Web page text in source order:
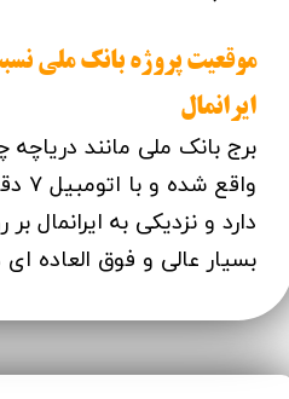
موقعیت پروژه بانک ملی
ایرانمال
برج بانک ملی مانند دریاچه
دارد و نزدیکی به ایرانمال
بسیار عالی و فوق العاده ای